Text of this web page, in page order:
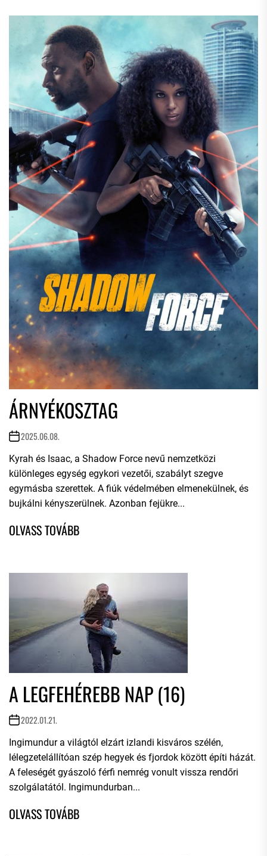
ÁRNYÉKOSZTAG
2025.06.08.
Kyrah és Isaac, a Shadow Force nevű nemzetközi
különleges egység egykori vezetői, szabályt szegve
egymásba szerettek. A fiúk védelmében elmenekülnek, és
bujkálni kényszerülnek. Azonban fejükre...
A LEGFEHÉREBB NAP (16)
2022.01.21.
Ingimundur a világtól elzárt izlandi kisváros szélén,
lélegzetelállítóan szép hegyek és fjordok között építi házát.
A feleségét gyászoló férfi nemrég vonult vissza rendőri
szolgálatától. Ingimundurban...